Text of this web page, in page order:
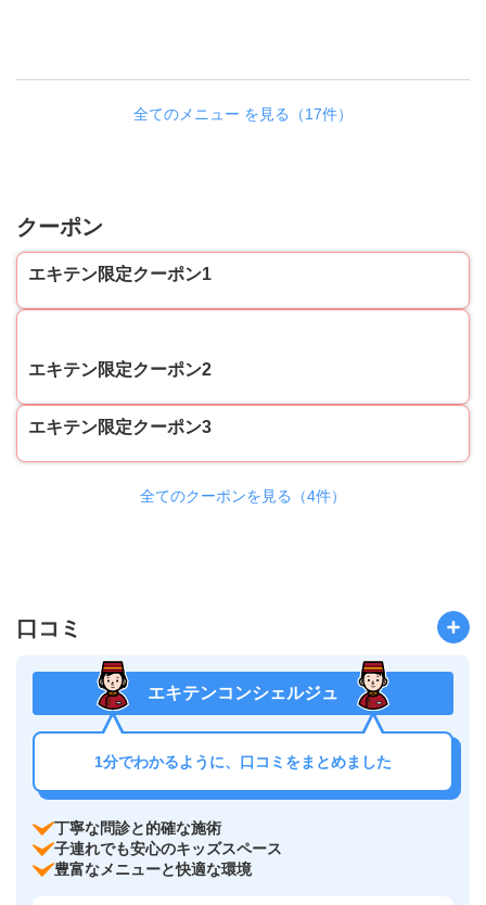
全てのメニュー を見る（17件）
クーポン
エキテン限定クーポン1
エキテン限定クーポン2
エキテン限定クーポン3
全てのクーポンを見る（4件）
口コミ
エキテンコンシェルジュ
1分でわかるように、口コミをまとめました
丁寧な問診と的確な施術
子連れでも安心のキッズスペース
豊富なメニューと快適な環境